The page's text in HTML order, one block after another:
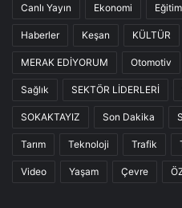
Canlı Yayın Ekonomi Eğitim
Haberler Keşan KÜLTÜR
MERAK EDİYORUM Otomotiv
Sağlık SEKTÖR LİDERLERİ
SOKAKTAYIZ Son Dakika
Tarım Teknoloji Trafik
Video Yaşam Çevre